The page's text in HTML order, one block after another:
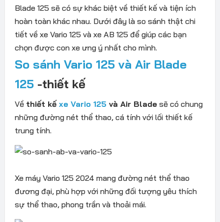
Blade 125 sẽ có sự khác biệt về thiết kế và tiện ích
hoàn toàn khác nhau. Dưới đây là so sánh thật chi
tiết về xe Vario 125 và xe AB 125 để giúp các bạn
chọn được con xe ưng ý nhất cho mình.
So sánh Vario 125 và Air Blade
125-thiết kế
Về thiết kế xe Vario 125 và Air Bladesẽ có chung
những đường nét thể thao, cá tính với lối thiết kế
trung tính.
Xe máy Vario 125 2024 mang đường nét thể thao
đương đại, phù hợp với những đối tượng yêu thích
sự thể thao, phong trần và thoải mái.